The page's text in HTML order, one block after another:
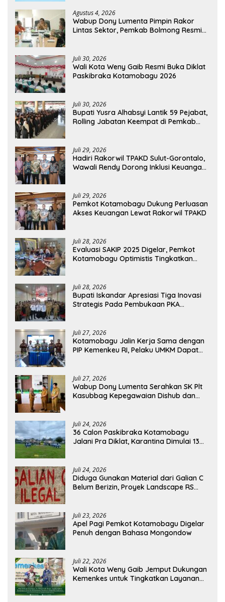
Agustus 4, 2026
Wabup Dony Lumenta Pimpin Rakor
Lintas Sektor, Pemkab Bolmong Resmi
Juli 30, 2026
Wali Kota Weny Gaib Resmi Buka Diklat
Paskibraka Kotamobagu 2026
Juli 30, 2026
Bupati Yusra Alhabsyi Lantik 59 Pejabat,
Rolling Jabatan Keempat di Pemkab
Juli 29, 2026
Hadiri Rakorwil TPAKD Sulut-Gorontalo,
Wawali Rendy Dorong Inklusi Keuangan
Juli 29, 2026
Pemkot Kotamobagu Dukung Perluasan
Akses Keuangan Lewat Rakorwil TPAKD
Juli 28, 2026
Evaluasi SAKIP 2025 Digelar, Pemkot
Kotamobagu Optimistis Tingkatkan
Juli 28, 2026
Bupati Iskandar Apresiasi Tiga Inovasi
Strategis Pada Pembukaan PKA
Juli 27, 2026
Kotamobagu Jalin Kerja Sama dengan
PIP Kemenkeu RI, Pelaku UMKM Dapat
Juli 27, 2026
Wabup Dony Lumenta Serahkan SK Plt
Kasubbag Kepegawaian Dishub dan
Juli 24, 2026
36 Calon Paskibraka Kotamobagu
Jalani Pra Diklat, Karantina Dimulai 13
Juli 24, 2026
Diduga Gunakan Material dari Galian C
Belum Berizin, Proyek Landscape RS
Juli 23, 2026
Apel Pagi Pemkot Kotamobagu Digelar
Penuh dengan Bahasa Mongondow
Juli 22, 2026
Wali Kota Weny Gaib Jemput Dukungan
Kemenkes untuk Tingkatkan Layanan